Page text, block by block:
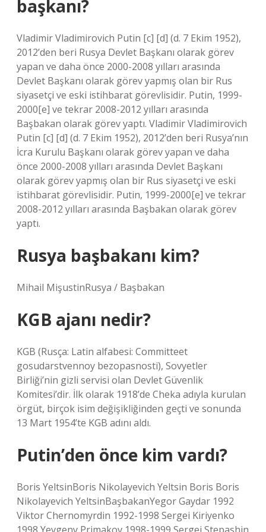
başkanı?
Vladimir Vladimirovich Putin [c] [d] (d. 7 Ekim 1952),
2012’den beri Rusya Devlet Başkanı olarak görev
yapan ve daha önce 2000-2008 yılları arasında
Devlet Başkanı olarak görev yapmış olan bir Rus
siyasetçi ve eski istihbarat görevlisidir. Putin, 1999-
2000[e] ve tekrar 2008-2012 yılları arasında
Başbakan olarak görev yaptı. Vladimir Vladimirovich
Putin [c] [d] (d. 7 Ekim 1952), 2012’den beri Rusya’nın
İcra Kurulu Başkanı olarak görev yapan ve daha
önce 2000-2008 yılları arasında Devlet Başkanı
olarak görev yapmış olan bir Rus siyasetçi ve eski
istihbarat görevlisidir. Putin, 1999-2000[e] ve tekrar
2008-2012 yılları arasında Başbakan olarak görev
yaptı.
Rusya başbakanı kim?
Mihail MişustinRusya / Başbakan
KGB ajanı nedir?
KGB (Rusça: Latin alfabesi: Committeet
gosudarstvennoy bezopasnosti), Sovyetler
Birliği’nin gizli servisi olan Devlet Güvenlik
Komitesi’dir. İlk olarak 1918’de Cheka adıyla kurulan
örgüt, birçok isim değişikliğinden geçti ve sonunda
13 Mart 1954’te KGB adını aldı.
Putin’den önce kim vardı?
Boris YeltsinBoris Nikolayevich Yeltsin Boris Boris
Nikolayevich YeltsinBaşbakanYegor Gaydar 1992
Viktor Chernomyrdin 1992-1998 Sergei Kiriyenko